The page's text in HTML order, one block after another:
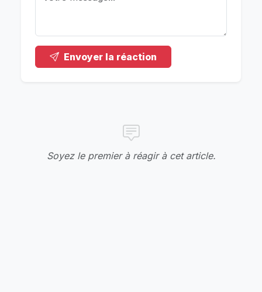
Envoyer la réaction
Soyez le premier à réagir à cet article.